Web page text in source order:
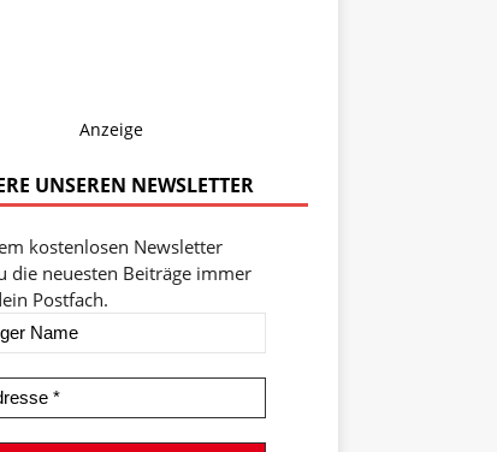
Anzeige
UNSEREN NEWSLETTER
kostenlosen Newsletter
die neuesten Beiträge immer
Postfach.